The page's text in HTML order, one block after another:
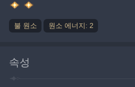
불 원소 원소 에너지: 2
속성